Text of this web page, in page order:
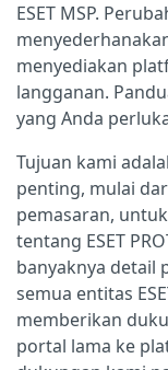
ESET MSP.
menyediakan
langganan.
yang Anda
Tujuan kami
penting, mulai
pemasaran,
tentang ESET
banyaknya detail
semua entitas
memberikan
portal lama ke